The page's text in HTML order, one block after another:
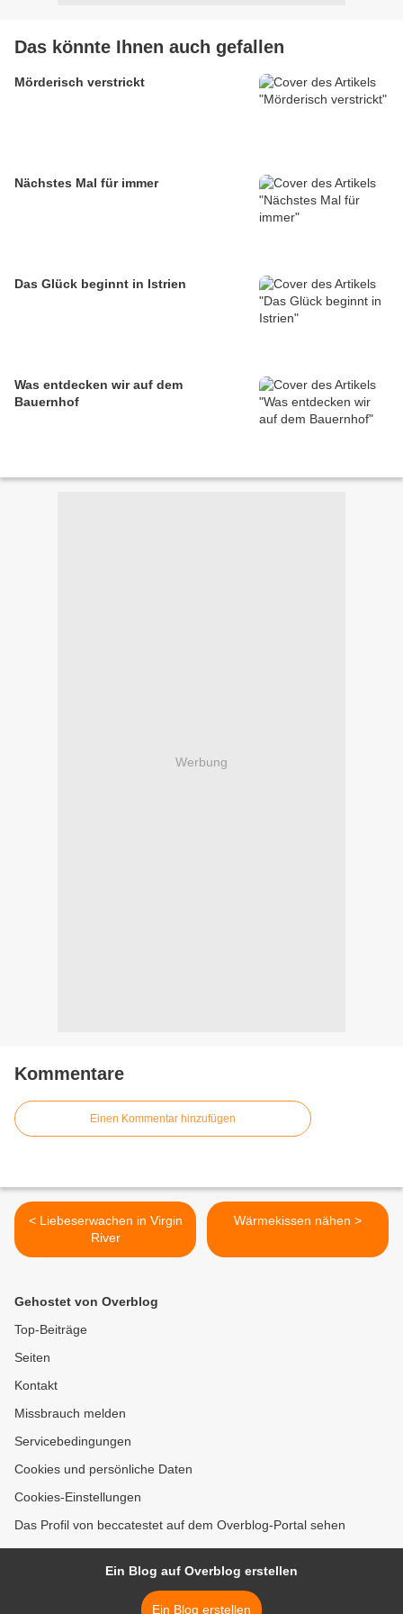
Das könnte Ihnen auch gefallen
Mörderisch verstrickt
Nächstes Mal für immer
Das Glück beginnt in Istrien
Was entdecken wir auf dem
Bauernhof
Werbung
Kommentare
Einen Kommentar hinzufügen
< Liebeserwachen in Virgin
River
Wärmekissen nähen >
Gehostet von Overblog
Top-Beiträge
Seiten
Kontakt
Missbrauch melden
Servicebedingungen
Cookies und persönliche Daten
Cookies-Einstellungen
Das Profil von beccatestet auf dem Overblog-Portal sehen
Ein Blog auf Overblog erstellen
Ein Blog erstellen